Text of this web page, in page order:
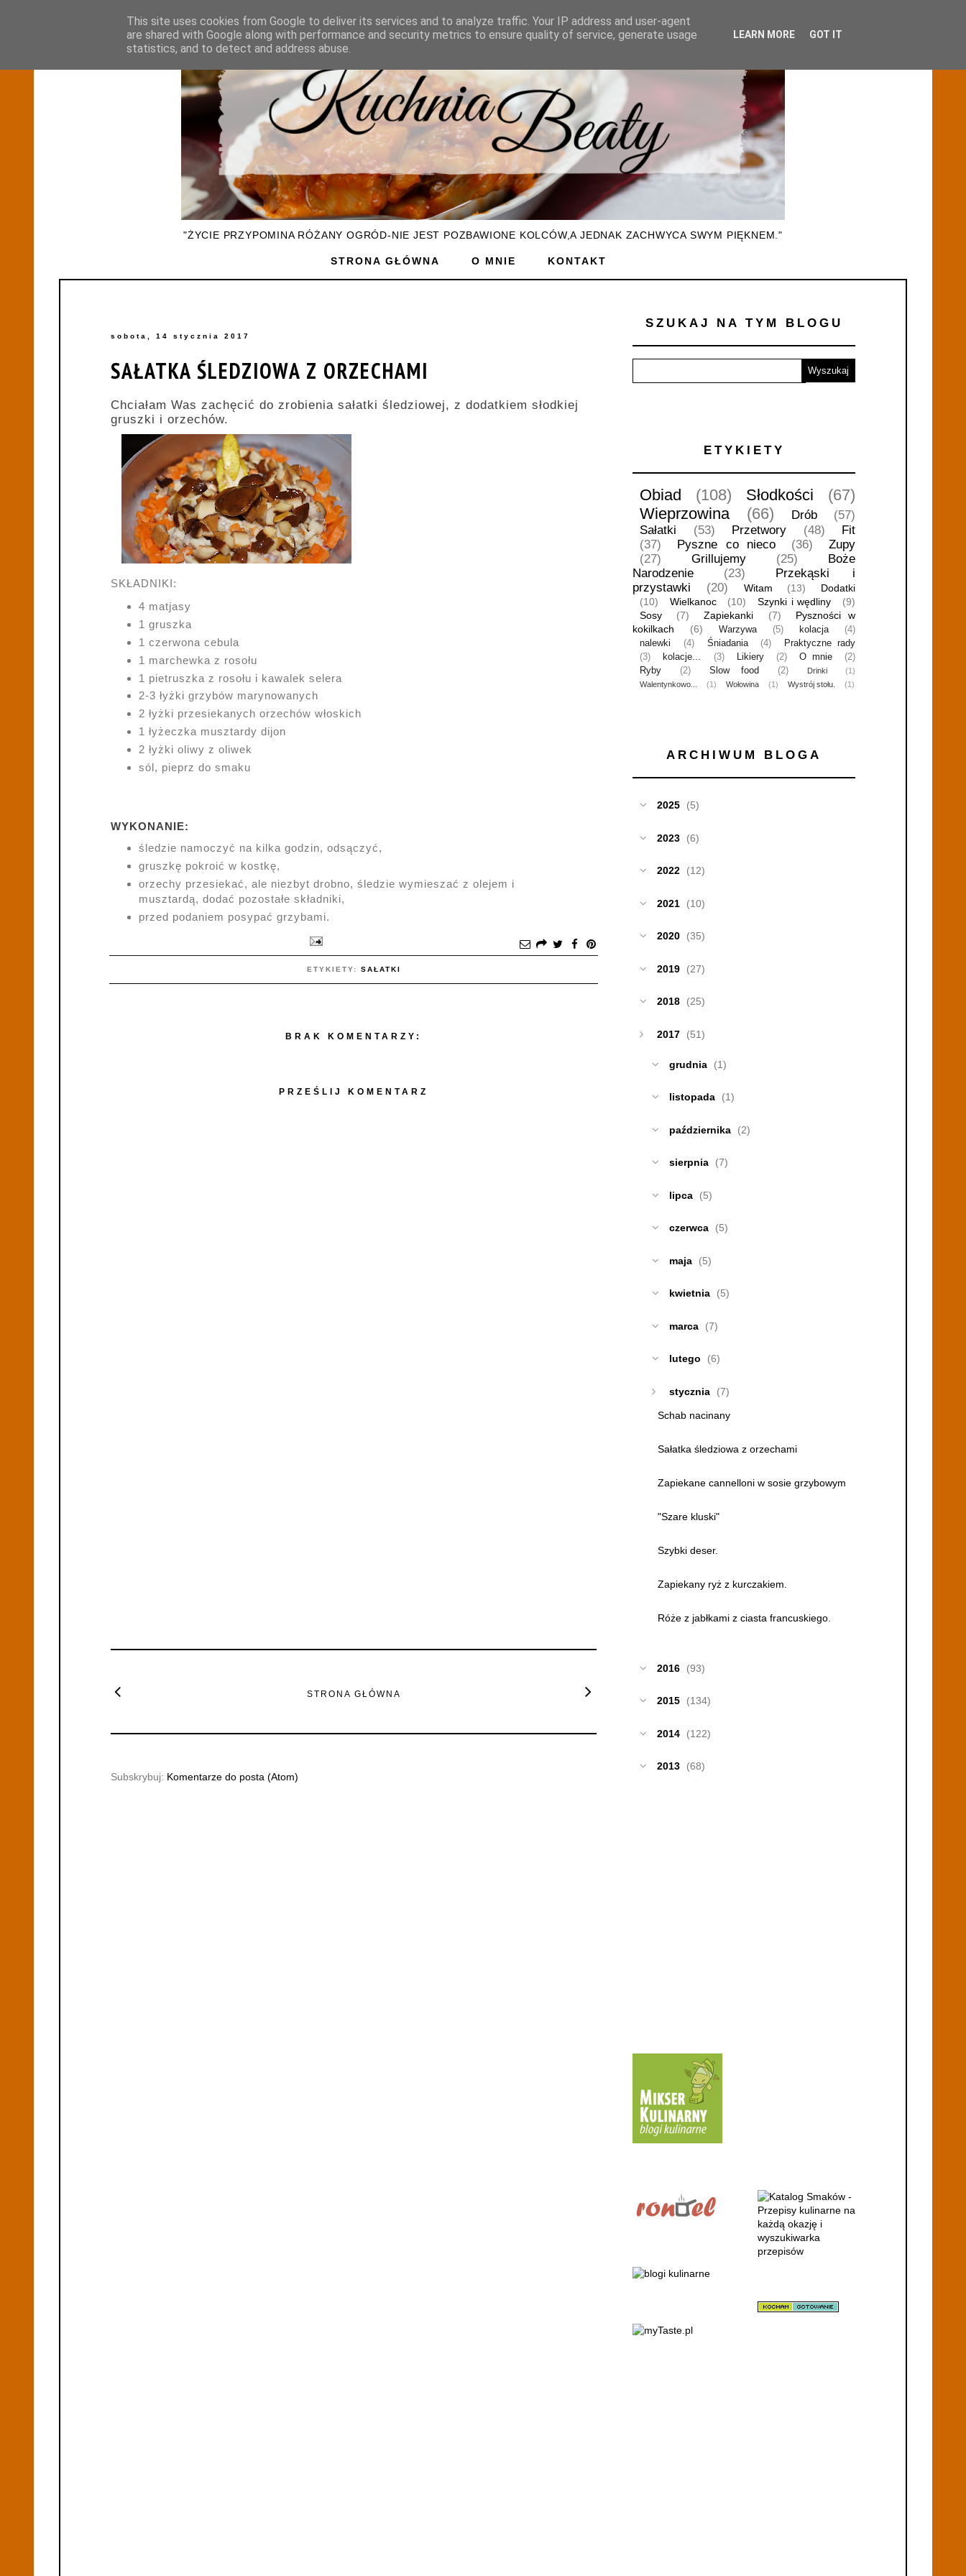
"ŻYCIE PRZYPOMINA RÓŻANY OGRÓD-NIE JEST POZBAWIONE KOLCÓW,A JEDNAK ZACHWYCA SWYM PIĘKNEM."
STRONA GŁÓWNA O MNIE KONTAKT
sobota, 14 stycznia 2017
SAŁATKA ŚLEDZIOWA Z ORZECHAMI
Chciałam Was zachęcić do zrobienia sałatki śledziowej, z dodatkiem słodkiej
gruszki i orzechów.
SKŁADNIKI:
4 matjasy
1 gruszka
1 czerwona cebula
1 marchewka z rosołu
1 pietruszka z rosołu i kawalek selera
2-3 łyżki grzybów marynowanych
2 łyżki przesiekanych orzechów włoskich
1 łyżeczka musztardy dijon
2 łyżki oliwy z oliwek
sól, pieprz do smaku
WYKONANIE:
śledzie namoczyć na kilka godzin, odsączyć,
gruszkę pokroić w kostkę,
orzechy przesiekać, ale niezbyt drobno, śledzie wymieszać z olejem i
musztardą, dodać pozostałe składniki,
przed podaniem posypać grzybami.
ETYKIETY: SAŁATKI
BRAK KOMENTARZY:
PRZEŚLIJ KOMENTARZ
STRONA GŁÓWNA
Subskrybuj: Komentarze do posta (Atom)
SZUKAJ NA TYM BLOGU
ETYKIETY
Obiad (108) Słodkości
(67)
Wieprzowina
(66) Drób
(57)
Sałatki
(53) Przetwory (48)
Fit
(37)
Pyszne co nieco (36)
Zupy
(27)
Grillujemy (25)
Boże
Narodzenie
(23)
Przekąski i
przystawki
(20) Witam (13)
Dodatki
(10)
Wielkanoc (10) Szynki i wędliny
(9)
Sosy
(7) Zapiekanki (7)
Pyszności w
kokilkach
(6) Warzywa (5) kolacja
(4)
nalewki
(4) Śniadania (4)
Praktyczne rady
(3)
kolacje... (3) Likiery (2) O mnie
(2)
Ryby
(2) Slow food (2) Drinki
(1)
Walentynkowo...
(1) Wołowina (1) Wystrój stołu. (1)
ARCHIWUM BLOGA
2025 (5)
2023 (6)
2022 (12)
2021 (10)
2020 (35)
2019 (27)
2018 (25)
2017 (51)
grudnia (1)
listopada (1)
października (2)
sierpnia (7)
lipca (5)
czerwca (5)
maja (5)
kwietnia (5)
marca (7)
lutego (6)
stycznia (7)
Schab nacinany
Sałatka śledziowa z orzechami
Zapiekane cannelloni w sosie grzybowym
"Szare kluski"
Szybki deser.
Zapiekany ryż z kurczakiem.
Róże z jabłkami z ciasta francuskiego.
2016 (93)
2015 (134)
2014 (122)
2013 (68)
This site uses cookies from Google to deliver its services and to analyze traffic. Your IP address and user-agent
are shared with Google along with performance and security metrics to ensure quality of service, generate usage
statistics, and to detect and address abuse.
LEARN MORE GOT IT